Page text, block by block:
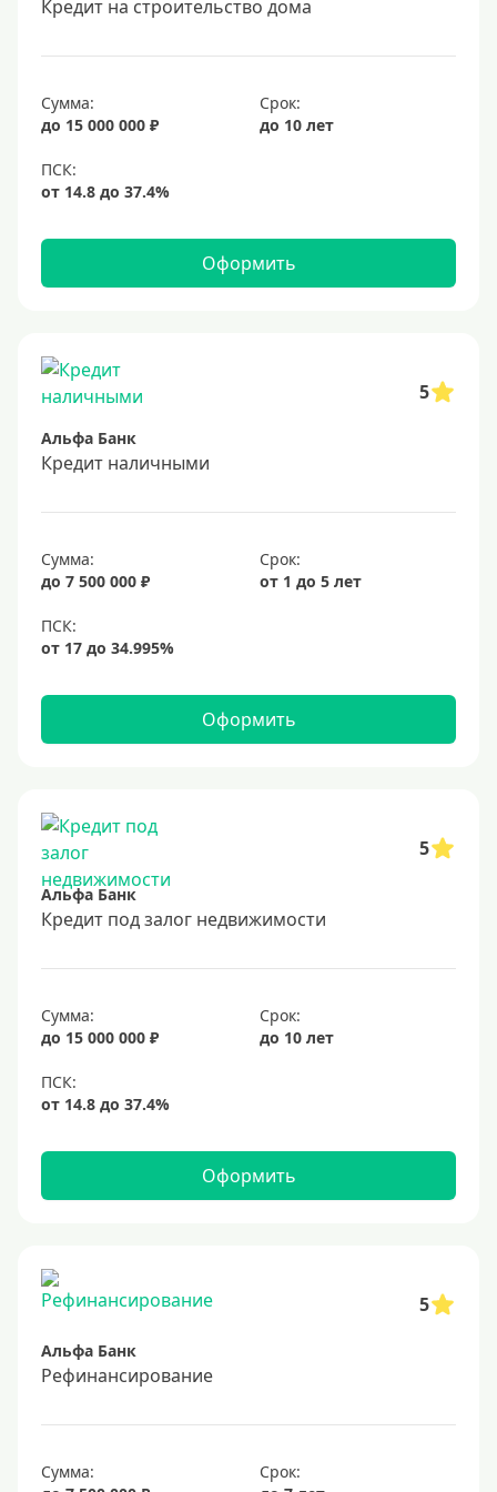
20 лет
25 лет
30 лет
Месяц
2 месяца
3 месяца
6 месяцев
Ставка
4%
6%
7%
8%
9%
11%
12%
14%
15%
16%
17%
20%
Сумма
1000000 руб
1200000 руб
1300000 руб
1500000 руб
1600000 руб
Кредит на строительство дома
Сумма:
до 15 000 000 ₽
Срок:
до 10 лет
Оформить
5
Альфа Банк
Кредит наличными
Сумма:
до 7 500 000 ₽
Срок:
от 1 до 5 лет
Оформить
5
Альфа Банк
Кредит под залог недвижимости
Сумма:
до 15 000 000 ₽
Срок:
до 10 лет
Оформить
5
Альфа Банк
Рефинансирование
Сумма:
Срок: